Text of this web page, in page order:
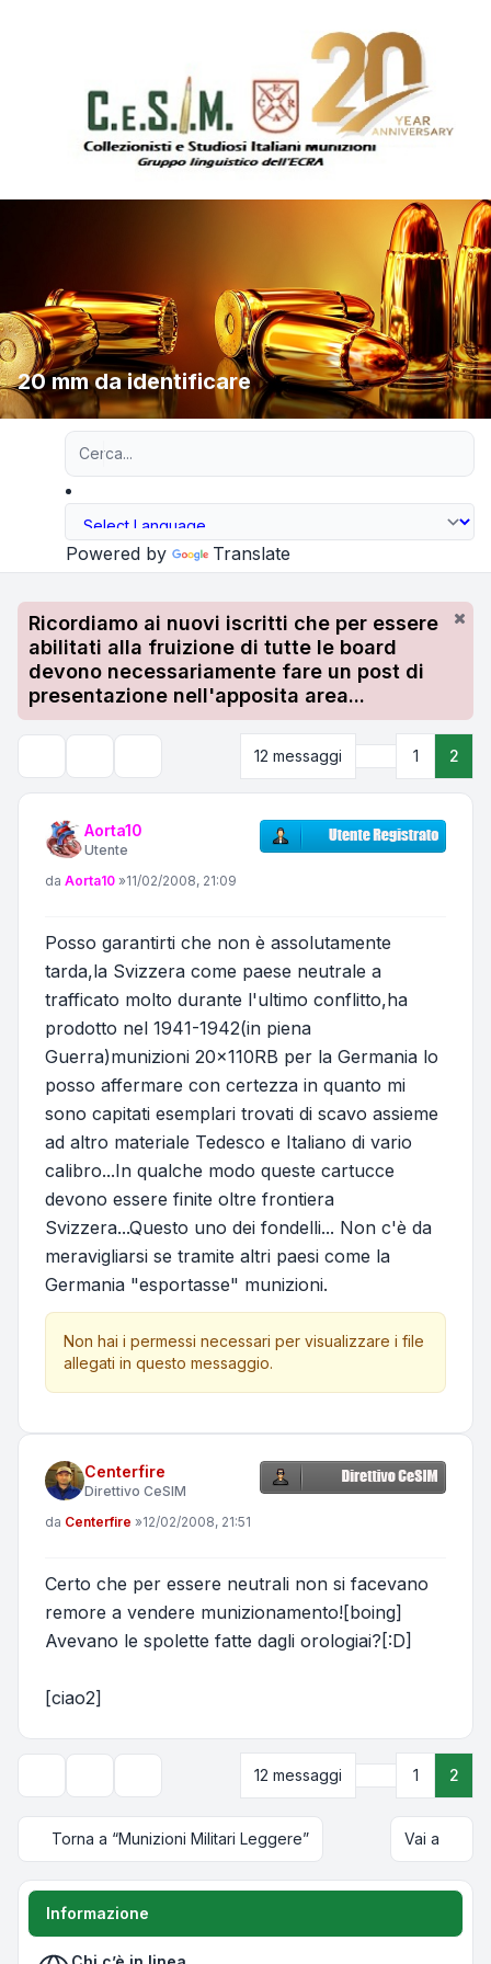
20 mm da identificare
Powered by Translate
Ricordiamo ai nuovi iscritti che per essere
abilitati alla fruizione di tutte le board
devono necessariamente fare un post di
presentazione nell'apposita area...
12 messaggi Precedente
1 2
Aorta10
Utente
Messaggio
da Aorta10 »11/02/2008, 21:09
Posso garantirti che non è assolutamente
tarda,la Svizzera come paese neutrale a
trafficato molto durante l'ultimo conflitto,ha
prodotto nel 1941-1942(in piena
Guerra)munizioni 20x110RB per la Germania lo
posso affermare con certezza in quanto mi
sono capitati esemplari trovati di scavo assieme
ad altro materiale Tedesco e Italiano di vario
calibro...In qualche modo queste cartucce
devono essere finite oltre frontiera
Svizzera...Questo uno dei fondelli... Non c'è da
meravigliarsi se tramite altri paesi come la
Germania "esportasse" munizioni.
Non hai i permessi necessari per visualizzare i file
allegati in questo messaggio.
Centerfire
Direttivo CeSIM
Messaggio
da Centerfire »12/02/2008, 21:51
Certo che per essere neutrali non si facevano
remore a vendere munizionamento![boing]
Avevano le spolette fatte dagli orologiai?[:D]
[ciao2]
Opzioni di visualizzazione e ordinamento
12 messaggi Precedente
1 2
Torna a “Munizioni Militari Leggere” Vai a
Informazione